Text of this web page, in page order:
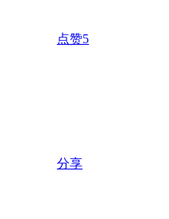
点赞5
分享